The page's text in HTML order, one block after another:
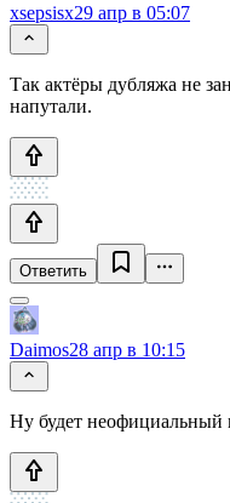
xsepsisx29 апр в 05:07
Так актёры дубляжа не
напутали.
Ответить
Daimos28 апр в 10:15
Ну будет неофициальный